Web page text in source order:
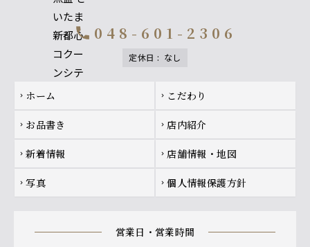
call 048-601-2306
定休日 : なし
Footer navigation
chevron_right ホーム chevron_right こだわり
chevron_right お品書き chevron_right 店内紹介
chevron_right 新着情報 chevron_right 店舗情報・地図
chevron_right 写真 chevron_right 個人情報保護方針
営業日・営業時間